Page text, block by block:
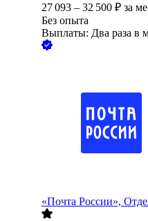
27 093 – 32 500 ₽ за
Без опыта
Выплаты: Два раза в
«Почта России»,